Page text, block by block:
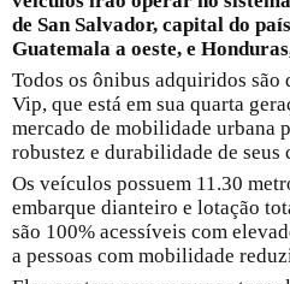
de San Salvador, capital do
Guatemala a oeste, e
Todos os ônibus adquiridos são
Vip, que está em sua quarta
mercado de mobilidade urbana
robustez e durabilidade de seus
Os veículos possuem 11.30
embarque dianteiro e lotação
são 100% acessíveis com
a pessoas com mobilidade